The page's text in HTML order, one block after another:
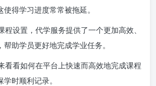
得学习进度常常被拖延。
程设置，代学服务提供了一个更加高效、
助学员更好地完成学业任务。
看看如何在平台上快速而高效地完成课程
时顺利记录。